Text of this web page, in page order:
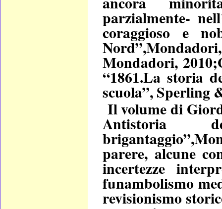
parzialmente-
coraggioso e
Mondadori,
“1861.La storia
scuola”, Sperling
Il volume di
Antistoria
parere, alcune
incertezze
funambolismo
revisionismo